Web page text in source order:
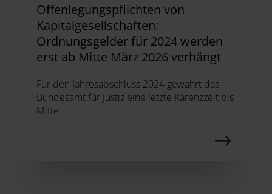
Offenlegungspflichten von
Kapitalgesellschaften:
Ordnungsgelder für 2024 werden
erst ab Mitte März 2026 verhängt
Für den Jahresabschluss 2024 gewährt das
Bundesamt für Justiz eine letzte Karenzzeit bis
Mitte...